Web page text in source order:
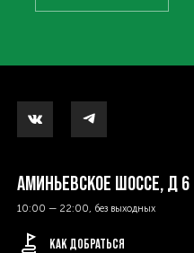
ОШИБКА. ПРОВЕРЬТЕ ПРАВИЛЬНО
АМИНЬЕВСКОЕ ШОССЕ, Д 6
10:00 — 22:00, без выходных
КАК ДОБРАТЬСЯ